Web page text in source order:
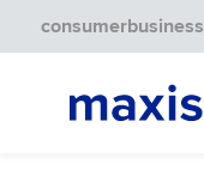
consumerbusiness